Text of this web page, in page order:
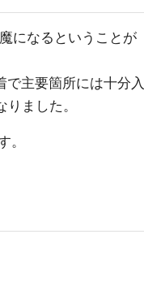
になるということが
で主要箇所には十分入
ました。
。